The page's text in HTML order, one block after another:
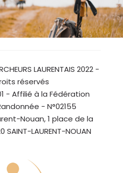
LAURENTAIS 2022 -
réservés
- Affilié à la Fédération
- N°02155
Nouan, 1 place de la
SAINT-LAURENT-NOUAN